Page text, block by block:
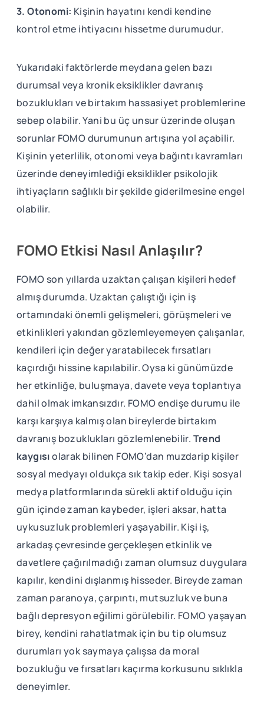
3. Otonomi: Kişinin hayatını kendi kendine
kontrol etme ihtiyacını hissetme durumudur.
Yukarıdaki faktörlerde meydana gelen bazı
durumsal veya kronik eksiklikler davranış
bozuklukları ve birtakım hassasiyet problemlerine
sebep olabilir. Yani bu üç unsur üzerinde oluşan
sorunlar FOMO durumunun artışına yol açabilir.
Kişinin yeterlilik, otonomi veya bağıntı kavramları
üzerinde deneyimlediği eksiklikler psikolojik
ihtiyaçların sağlıklı bir şekilde giderilmesine engel
olabilir.
FOMO Etkisi Nasıl Anlaşılır?
FOMO son yıllarda uzaktan çalışan kişileri hedef
almış durumda. Uzaktan çalıştığı için iş
ortamındaki önemli gelişmeleri, görüşmeleri ve
etkinlikleri yakından gözlemleyemeyen çalışanlar,
kendileri için değer yaratabilecek fırsatları
kaçırdığı hissine kapılabilir. Oysa ki günümüzde
her etkinliğe, buluşmaya, davete veya toplantıya
dahil olmak imkansızdır. FOMO endişe durumu ile
karşı karşıya kalmış olan bireylerde birtakım
davranış bozuklukları gözlemlenebilir. Trend
kaygısıolarak bilinen FOMO’dan muzdarip kişiler
sosyal medyayı oldukça sık takip eder. Kişi sosyal
medya platformlarında sürekli aktif olduğu için
gün içinde zaman kaybeder, işleri aksar, hatta
uykusuzluk problemleri yaşayabilir. Kişi iş,
arkadaş çevresinde gerçekleşen etkinlik ve
davetlere çağırılmadığı zaman olumsuz duygulara
kapılır, kendini dışlanmış hisseder. Bireyde zaman
zaman paranoya, çarpıntı, mutsuzluk ve buna
bağlı depresyon eğilimi görülebilir. FOMO yaşayan
birey, kendini rahatlatmak için bu tip olumsuz
durumları yok saymaya çalışsa da moral
bozukluğu ve fırsatları kaçırma korkusunu sıklıkla
deneyimler.